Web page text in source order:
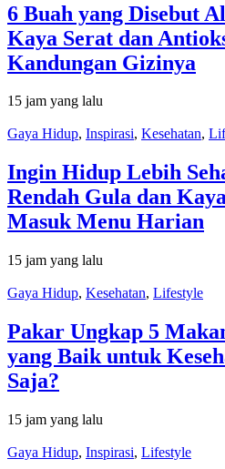
6 Buah yang Disebut
Kaya Serat dan
Kandungan Gizinya
15 jam yang lalu
Gaya Hidup, Inspirasi, Kesehatan,
Ingin Hidup Lebih
Rendah Gula dan
Masuk Menu Harian
15 jam yang lalu
Gaya Hidup, Kesehatan, Lifestyle
Pakar Ungkap 5
yang Baik untuk
Saja?
15 jam yang lalu
Gaya Hidup, Inspirasi, Lifestyle